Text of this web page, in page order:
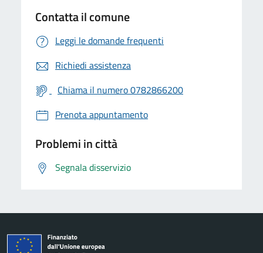
Contatta il comune
Leggi le domande frequenti
Richiedi assistenza
Chiama il numero 0782866200
Prenota appuntamento
Problemi in città
Segnala disservizio